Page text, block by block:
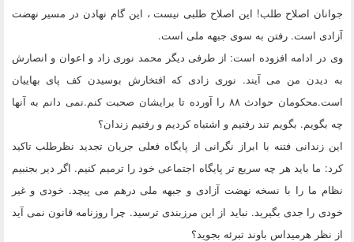
جوانان اصلاح طلب! این اصلاح طلبی نیست ، این گام نهادن در مسیر نهضت
آزادی است. رفتن به سوی جبهه ملی است.
وی در ادامه افزوده است: از طرفی دیگر محمد نوری زاد و اعوان و انصارش
به دیدن من می آیند. نوری زادی که افتخارش بوسیدن کف پای بهاییان
است.محکومان حوادث ۸۸ را آورده تا برایشان صحبت کنم.نمی دانم به آنها
چه بگویم. بگویم تند رفتیم و اشتباه کردیم و رفتیم زندان؟
این زندانی فتنه با ابراز نگرانی از پایگاه فعلی جریان تجدید نظرطلب تاکید
کرد: ما باید هر چه سریع تر پایگاه اجتماعی خود را ترمیم کنیم. اگر دیر بجنبیم
نظام ما را با نسخه نهضت آزادی و جبهه ملی درهم می پیچد. خودی و غیر
خودی را جدی بگیرید. نباید از این مرزبندی ترسید. چرا روزنامه قانون نمی آید
از نظر هرمیداس باوند تبرئه بجوید؟